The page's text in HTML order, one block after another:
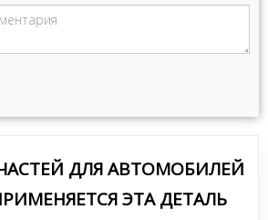
ДЛЯ АВТОМОБИЛЕЙ
ЭТА ДЕТАЛЬ